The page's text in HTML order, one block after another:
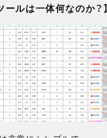
ールは一体何なのか？】